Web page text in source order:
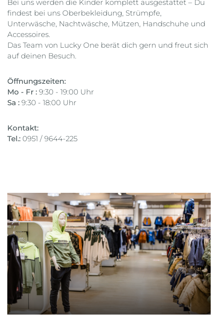
Bei uns werden die Kinder komplett ausgestattet – Du
findest bei uns Oberbekleidung, Strümpfe,
Unterwäsche, Nachtwäsche, Mützen, Handschuhe und
Accessoires.
Das Team von Lucky One berät dich gern und freut sich
auf deinen Besuch.
Öffnungszeiten:
Mo - Fr : 9:30 - 19:00 Uhr
Sa : 9:30 - 18:00 Uhr
Kontakt:
Tel.: 0951 / 9644-225